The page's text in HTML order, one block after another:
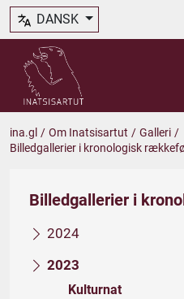
DANSK
ina.gl / Om Inatsisartut / Galleri /
Billedgallerier i kronologisk
Billedgallerier i
2024
2023
Kulturnat